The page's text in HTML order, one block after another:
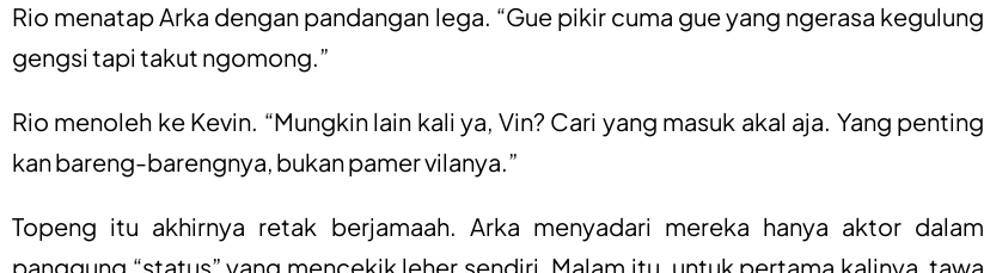
Rio menatap Arka dengan pandangan lega. “Gue pikir cuma gue yang ngerasa kegulung
gengsi tapi takut ngomong.”
Rio menoleh ke Kevin. “Mungkin lain kali ya, Vin? Cari yang masuk akal aja. Yang penting
kan bareng-barengnya, bukan pamer vilanya.”
Topeng itu akhirnya retak berjamaah. Arka menyadari mereka hanya aktor dalam
panggung “status” yang mencekik leher sendiri. Malam itu, untuk pertama kalinya, tawa